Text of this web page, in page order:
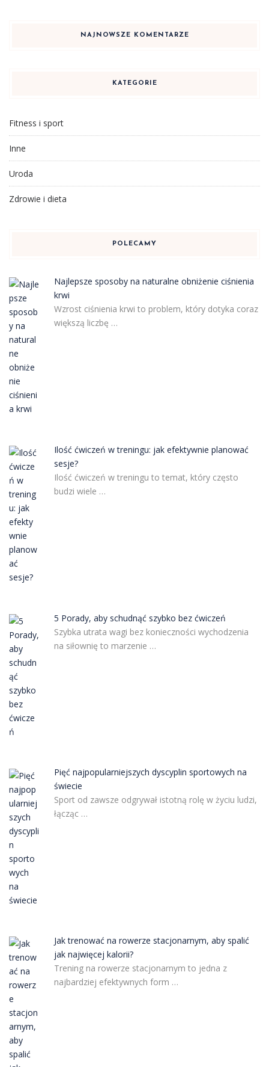
NAJNOWSZE KOMENTARZE
KATEGORIE
Fitness i sport
Inne
Uroda
Zdrowie i dieta
POLECAMY
Najlepsze sposoby na naturalne obniżenie ciśnienia
krwi
Wzrost ciśnienia krwi to problem, który dotyka coraz
większą liczbę …
Ilość ćwiczeń w treningu: jak efektywnie planować
sesje?
Ilość ćwiczeń w treningu to temat, który często
budzi wiele …
5 Porady, aby schudnąć szybko bez ćwiczeń
Szybka utrata wagi bez konieczności wychodzenia
na siłownię to marzenie …
Pięć najpopularniejszych dyscyplin sportowych na
świecie
Sport od zawsze odgrywał istotną rolę w życiu ludzi,
łącząc …
Jak trenować na rowerze stacjonarnym, aby spalić
jak najwięcej kalorii?
Trening na rowerze stacjonarnym to jedna z
najbardziej efektywnych form …